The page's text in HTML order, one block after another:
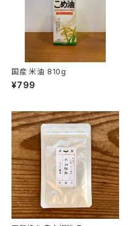
国産 米油 810g
¥799